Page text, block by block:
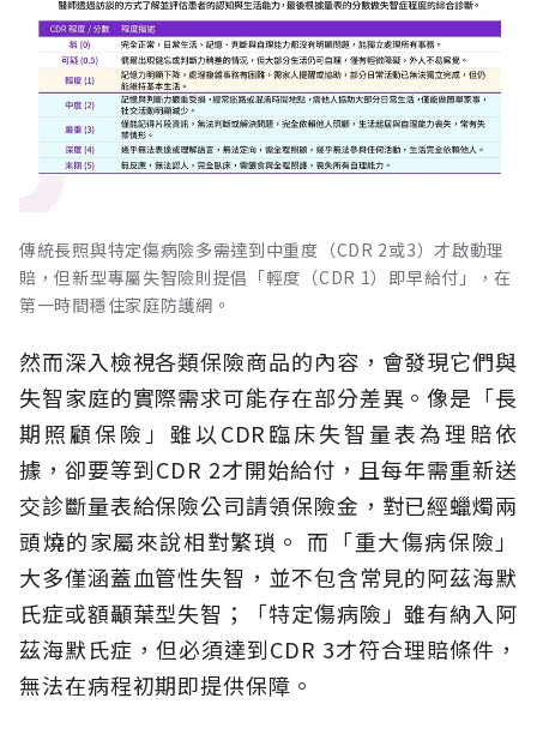
傳統長照與特定傷病險多需達到中重度（CDR 2或3）才啟動理
賠，但新型專屬失智險則提倡「輕度（CDR 1）即早給付」，在
第一時間穩住家庭防護網。
然而深入檢視各類保險商品的內容，會發現它們與
失智家庭的實際需求可能存在部分差異。像是「長
期照顧保險」雖以CDR臨床失智量表為理賠依
據，卻要等到CDR 2才開始給付，且每年需重新送
交診斷量表給保險公司請領保險金，對已經蠟燭兩
頭燒的家屬來說相對繁瑣。 而「重大傷病保險」
大多僅涵蓋血管性失智，並不包含常見的阿茲海默
氏症或額顳葉型失智；「特定傷病險」雖有納入阿
茲海默氏症，但必須達到CDR 3才符合理賠條件，
無法在病程初期即提供保障。